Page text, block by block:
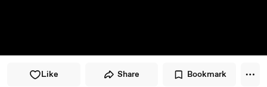
Like Share Bookmark